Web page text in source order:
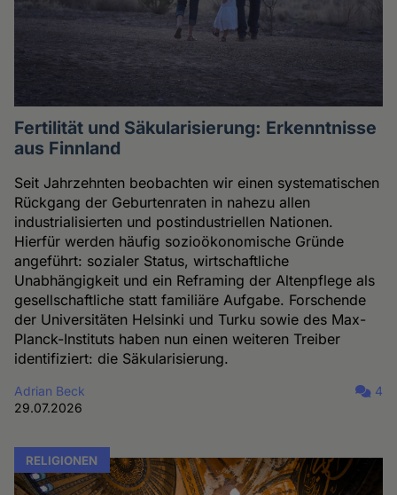
Fertilität und Säkularisierung: Erkenntnisse
aus Finnland
Seit Jahrzehnten beobachten wir einen systematischen
Rückgang der Geburtenraten in nahezu allen
industrialisierten und postindustriellen Nationen.
Hierfür werden häufig sozioökonomische Gründe
angeführt: sozialer Status, wirtschaftliche
Unabhängigkeit und ein Reframing der Altenpflege als
gesellschaftliche statt familiäre Aufgabe. Forschende
der Universitäten Helsinki und Turku sowie des Max-
Planck-Instituts haben nun einen weiteren Treiber
identifiziert: die Säkularisierung.
Adrian Beck
29.07.2026
4
RELIGIONEN